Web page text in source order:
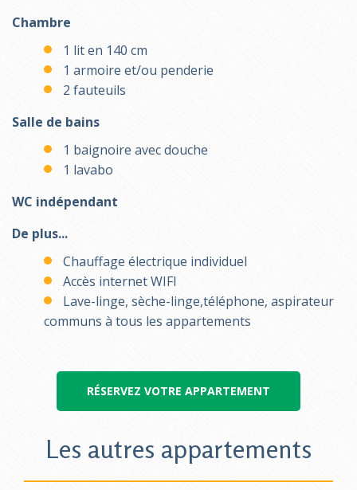
Chambre
1 lit en 140 cm
1 armoire et/ou penderie
2 fauteuils
Salle de bains
1 baignoire avec douche
1 lavabo
WC indépendant
De plus...
Chauffage électrique individuel
Accès internet WIFI
Lave-linge, sèche-linge,téléphone, aspirateur
communs à tous les appartements
RÉSERVEZ VOTRE APPARTEMENT
Les autres appartements